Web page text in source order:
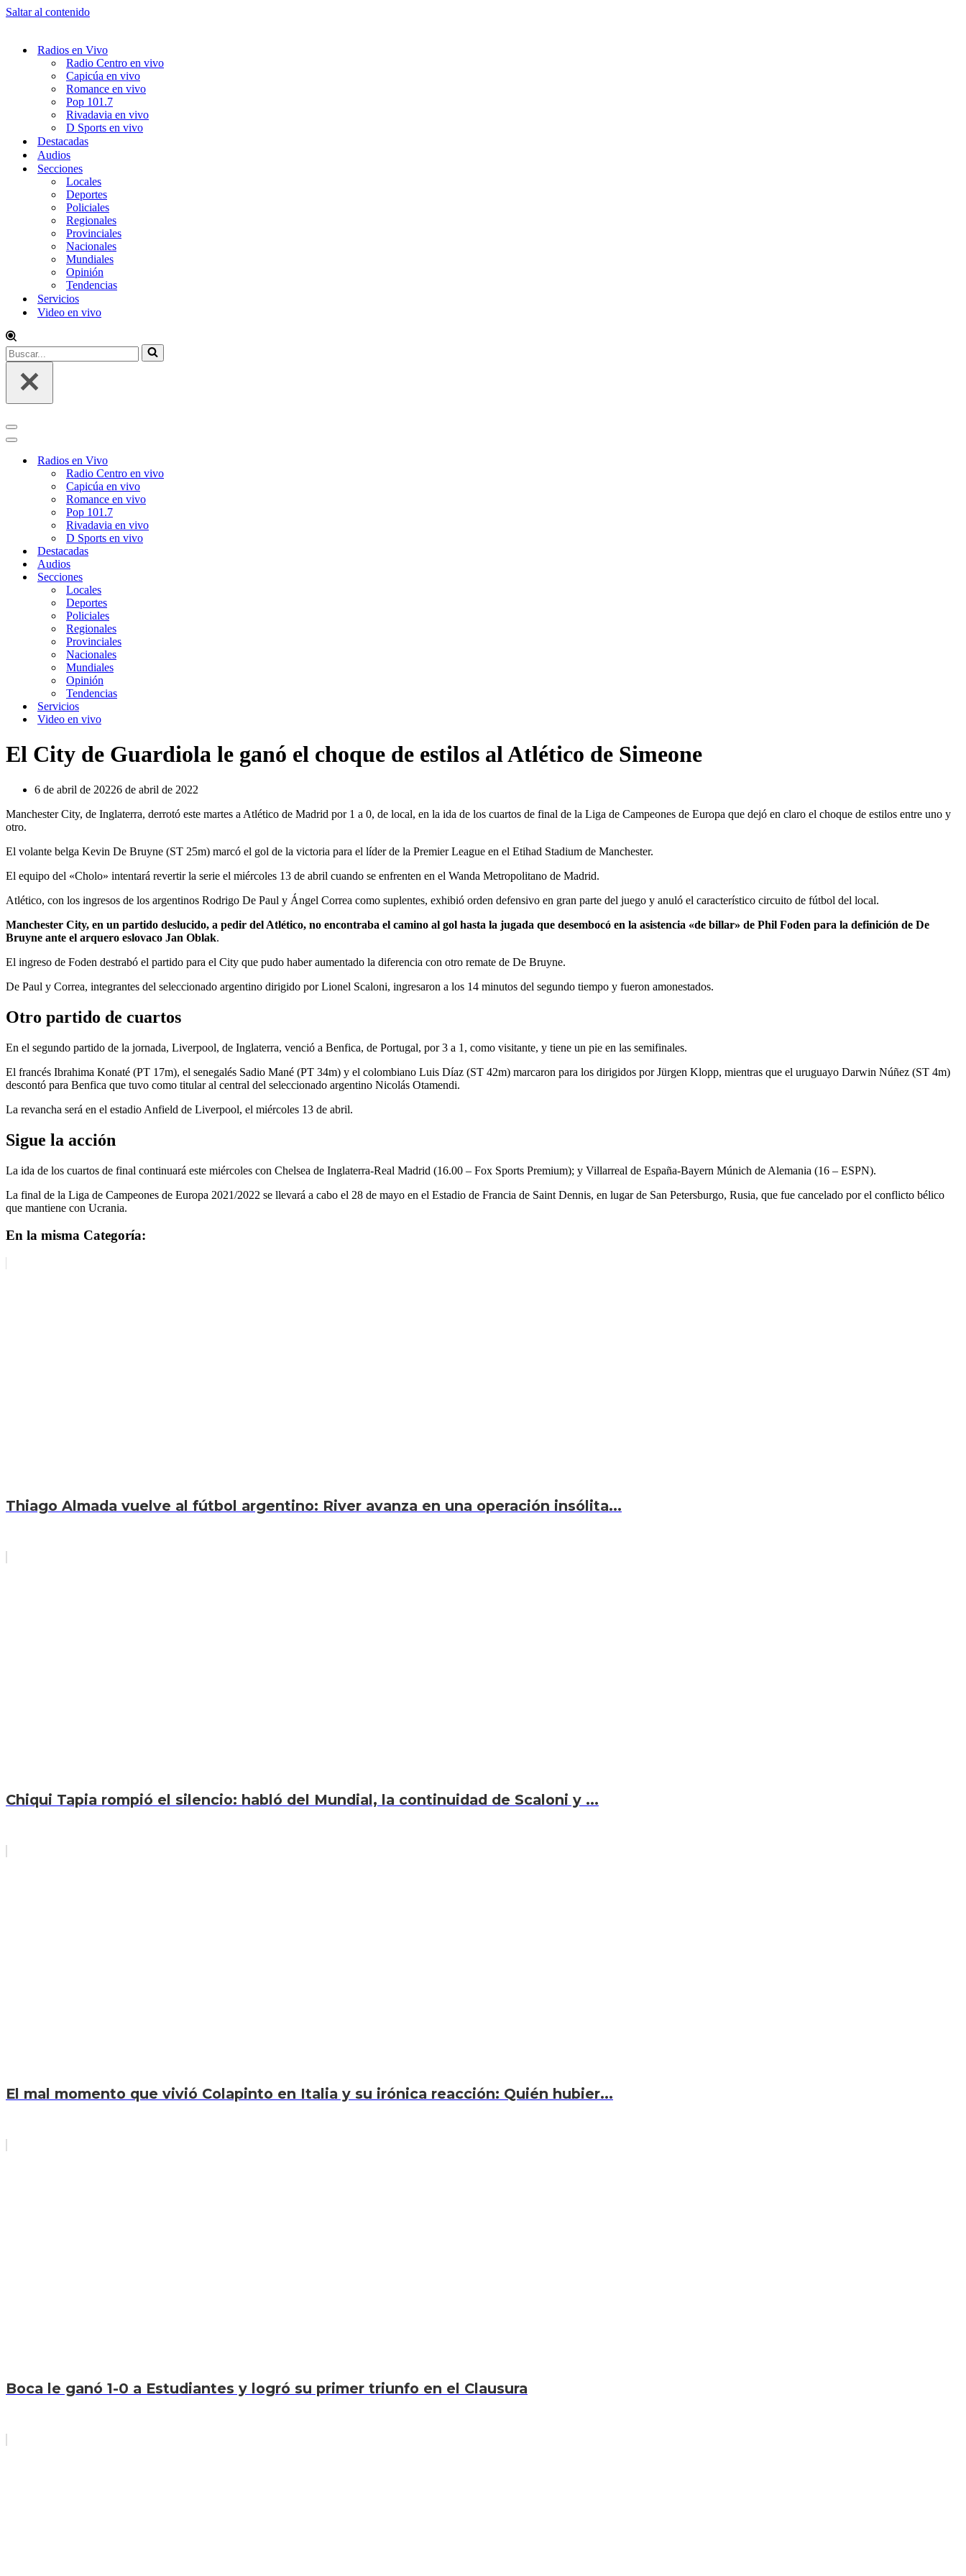
Saltar al contenido
Radios en Vivo
Radio Centro en vivo
Capicúa en vivo
Romance en vivo
Pop 101.7
Rivadavia en vivo
D Sports en vivo
Destacadas
Audios
Secciones
Locales
Deportes
Policiales
Regionales
Provinciales
Nacionales
Mundiales
Opinión
Tendencias
Servicios
Video en vivo
Buscar...
Menú
de
Menú
navegaciónRadios en Vivo
Radio Centro en vivo
Capicúa en vivo
Romance en vivo
Pop 101.7
Rivadavia en vivo
D Sports en vivo
Destacadas
Audios
Secciones
Locales
Deportes
Policiales
Regionales
Provinciales
Nacionales
Mundiales
Opinión
Tendencias
Servicios
Video en vivo
El City de Guardiola le ganó el choque de estilos al Atlético de Simeone
6 de abril de 20226 de abril de 2022
Manchester City, de Inglaterra, derrotó este martes a Atlético de Madrid por 1 a 0, de local, en la ida de los cuartos de final de la Liga de Campeones de Europa que dejó en claro el choque de estilos entre uno y
otro.
El volante belga Kevin De Bruyne (ST 25m) marcó el gol de la victoria para el líder de la Premier League en el Etihad Stadium de Manchester.
El equipo del «Cholo» intentará revertir la serie el miércoles 13 de abril cuando se enfrenten en el Wanda Metropolitano de Madrid.
Atlético, con los ingresos de los argentinos Rodrigo De Paul y Ángel Correa como suplentes, exhibió orden defensivo en gran parte del juego y anuló el característico circuito de fútbol del local.
Manchester City, en un partido deslucido, a pedir del Atlético, no encontraba el camino al gol hasta la jugada que desembocó en la asistencia «de billar» de Phil Foden para la definición de De
Bruyne ante el arquero eslovaco Jan Oblak.
El ingreso de Foden destrabó el partido para el City que pudo haber aumentado la diferencia con otro remate de De Bruyne.
De Paul y Correa, integrantes del seleccionado argentino dirigido por Lionel Scaloni, ingresaron a los 14 minutos del segundo tiempo y fueron amonestados.
Otro partido de cuartos
En el segundo partido de la jornada, Liverpool, de Inglaterra, venció a Benfica, de Portugal, por 3 a 1, como visitante, y tiene un pie en las semifinales.
El francés Ibrahima Konaté (PT 17m), el senegalés Sadio Mané (PT 34m) y el colombiano Luis Díaz (ST 42m) marcaron para los dirigidos por Jürgen Klopp, mientras que el uruguayo Darwin Núñez (ST 4m)
descontó para Benfica que tuvo como titular al central del seleccionado argentino Nicolás Otamendi.
La revancha será en el estadio Anfield de Liverpool, el miércoles 13 de abril.
Sigue la acción
La ida de los cuartos de final continuará este miércoles con Chelsea de Inglaterra-Real Madrid (16.00 – Fox Sports Premium); y Villarreal de España-Bayern Múnich de Alemania (16 – ESPN).
La final de la Liga de Campeones de Europa 2021/2022 se llevará a cabo el 28 de mayo en el Estadio de Francia de Saint Dennis, en lugar de San Petersburgo, Rusia, que fue cancelado por el conflicto bélico
que mantiene con Ucrania.
En la misma Categoría:
Thiago Almada vuelve al fútbol argentino: River avanza en una operación insólita...
Chiqui Tapia rompió el silencio: habló del Mundial, la continuidad de Scaloni y ...
El mal momento que vivió Colapinto en Italia y su irónica reacción: Quién hubier...
Boca le ganó 1-0 a Estudiantes y logró su primer triunfo en el Clausura